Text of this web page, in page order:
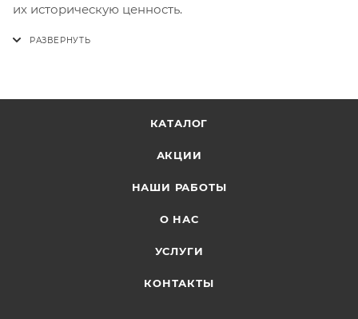
их историческую ценность.
КАТАЛОГ
АКЦИИ
НАШИ РАБОТЫ
О НАС
УСЛУГИ
КОНТАКТЫ